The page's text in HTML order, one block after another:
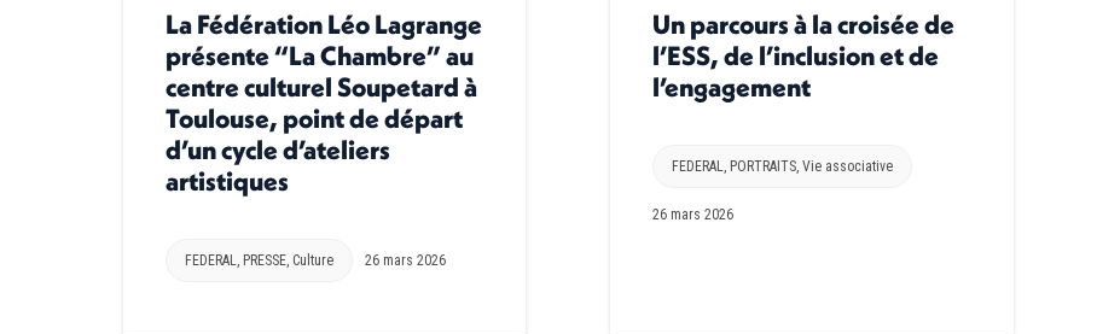
La Fédération Léo Lagrange
présente “La Chambre” au
centre culturel Soupetard à
Toulouse, point de départ
d’un cycle d’ateliers
artistiques
FEDERAL PRESSE Culture 26 mars 2026
Un parcours à la croisée de
l’ESS, de l’inclusion et de
l’engagement
FEDERAL PORTRAITS ,Vie associative
26 mars 2026